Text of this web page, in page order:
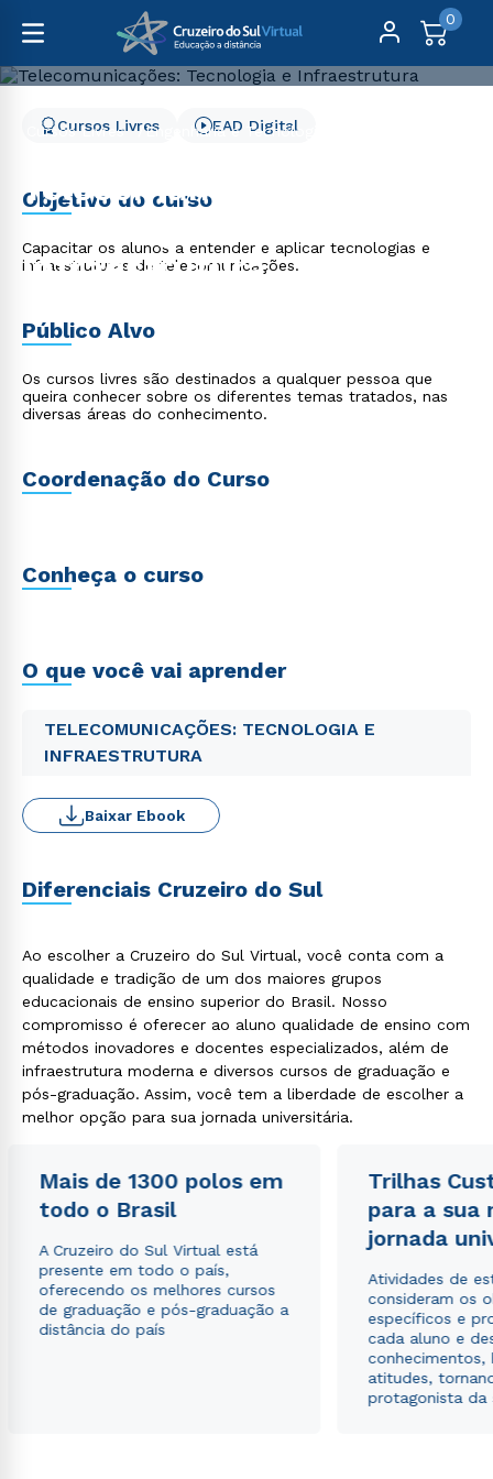
0
Cursos Livres
Engenharia e Tecnologia
Telecomunicações:
Tecnologia e
Infraestrutura
Cursos Livres EAD Digital
Objetivo do curso
Capacitar os alunos a entender e aplicar tecnologias e
infraestruturas de telecomunicações.
Público Alvo
Os cursos livres são destinados a qualquer pessoa que
queira conhecer sobre os diferentes temas tratados, nas
diversas áreas do conhecimento.
Coordenação do Curso
Conheça o curso
O que você vai aprender
TELECOMUNICAÇÕES: TECNOLOGIA E
INFRAESTRUTURA
Baixar Ebook
Diferenciais Cruzeiro do Sul
Ao escolher a Cruzeiro do Sul Virtual, você conta com a
qualidade e tradição de um dos maiores grupos
educacionais de ensino superior do Brasil. Nosso
compromisso é oferecer ao aluno qualidade de ensino com
métodos inovadores e docentes especializados, além de
infraestrutura moderna e diversos cursos de graduação e
pós-graduação. Assim, você tem a liberdade de escolher a
melhor opção para sua jornada universitária.
Mais de 1300 polos em
todo o Brasil
A Cruzeiro do Sul Virtual está
presente em todo o país,
oferecendo os melhores cursos
de graduação e pós-graduação a
distância do país
Trilhas
para a sua
jornada
Atividades de
consideram os
específicos e
cada aluno e
conhecimentos,
atitudes,
protagonista da